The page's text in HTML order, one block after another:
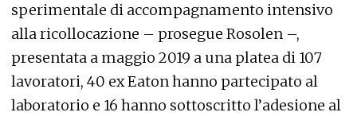
sperimentale di accompagnamento intensivo
alla ricollocazione – prosegue Rosolen –,
presentata a maggio 2019 a una platea di 107
lavoratori, 40 ex Eaton hanno partecipato al
laboratorio e 16 hanno sottoscritto l’adesione al